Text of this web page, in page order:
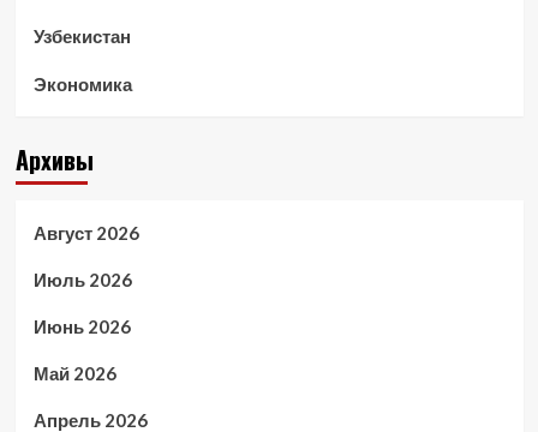
Узбекистан
Экономика
Архивы
Август 2026
Июль 2026
Июнь 2026
Май 2026
Апрель 2026